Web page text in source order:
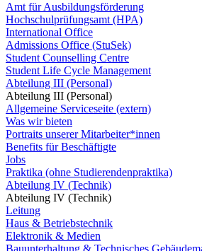
Amt für Ausbildungsförderung
Hochschulprüfungsamt (HPA)
International Office
Admissions Office (StuSek)
Student Counselling Centre
Student Life Cycle Management
Abteilung III (Personal)
Abteilung III (Personal)
Allgemeine Serviceseite (extern)
Was wir bieten
Portraits unserer Mitarbeiter*innen
Benefits für Beschäftigte
Jobs
Praktika (ohne Studierendenpraktika)
Abteilung IV (Technik)
Abteilung IV (Technik)
Leitung
Haus & Betriebstechnik
Elektronik & Medien
Bauunterhaltung & Technisches